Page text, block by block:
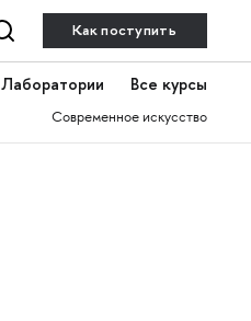
Как поступить
Лаборатории Все курсы
Современное искусство